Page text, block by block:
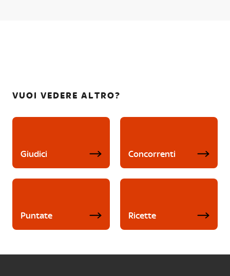
VUOI VEDERE ALTRO?
Giudici Concorrenti
Puntate Ricette